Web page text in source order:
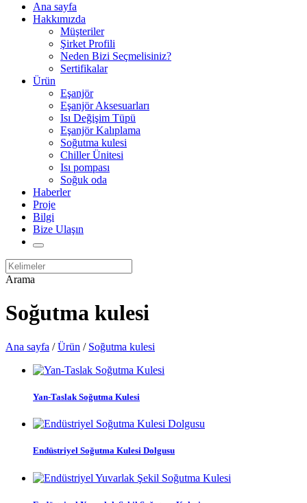
Ana sayfa
Hakkımızda
Müşteriler
Şirket Profili
Neden Bizi Seçmelisiniz?
Sertifikalar
Ürün
Eşanjör
Eşanjör Aksesuarları
Isı Değişim Tüpü
Eşanjör Kalıplama
Soğutma kulesi
Chiller Ünitesi
Isı pompası
Soğuk oda
Haberler
Proje
Bilgi
Bize Ulaşın
Arama
Soğutma kulesi
Ana sayfa /Ürün / Soğutma kulesi
Yan-Taslak Soğutma Kulesi
Endüstriyel Soğutma Kulesi Dolgusu